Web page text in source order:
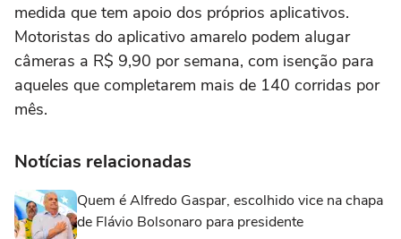
medida que tem apoio dos próprios aplicativos.
Motoristas do aplicativo amarelo podem alugar
câmeras a R$ 9,90 por semana, com isenção para
aqueles que completarem mais de 140 corridas por
mês.
Notícias relacionadas
Quem é Alfredo Gaspar, escolhido vice na chapa
de Flávio Bolsonaro para presidente